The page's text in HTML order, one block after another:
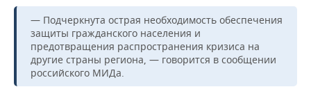
КИБЕРСПОРТ
ФИГУРНОЕ КАТАНИЕ
ВОДНЫЕ ВИДЫ СПОРТА
КУЛЬТУРА
МЕДИЦИНА
ОБРАЗОВАНИЕ
СПИСОК КОМПАНИЙ
— Подчеркнута острая необходимость обеспечения
защиты гражданского населения и
предотвращения распространения кризиса на
другие страны региона, — говорится в сообщении
российского МИДа.